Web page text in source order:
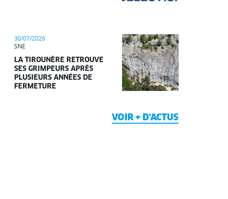
30/07/2026
SNE
LA TIROUNÈRE RETROUVE
SES GRIMPEURS APRÈS
PLUSIEURS ANNÉES DE
FERMETURE
VOIR + D'ACTUS